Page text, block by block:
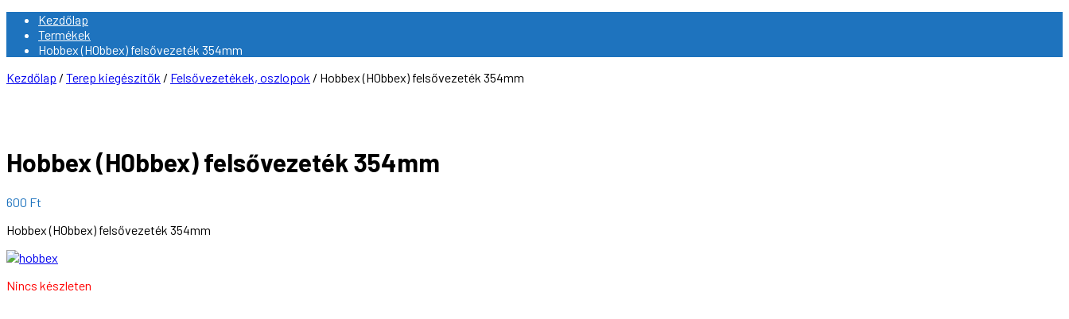
Kezdőlap
Termékek
Hobbex (H0bbex) felsővezeték 354mm
Kezdőlap / Terep kiegészítők / Felsővezetékek, oszlopok / Hobbex (H0bbex) felsővezeték 354mm
Hobbex (H0bbex) felsővezeték 354mm
600 Ft
Hobbex (H0bbex) felsővezeték 354mm
Nincs készleten